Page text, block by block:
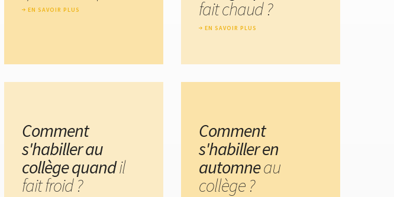
EN SAVOIR PLUS
fait chaud ?
EN SAVOIR PLUS
Comment
s'habiller au
collège quandil
fait froid ?
Comment
s'habiller en
automneau
collège ?